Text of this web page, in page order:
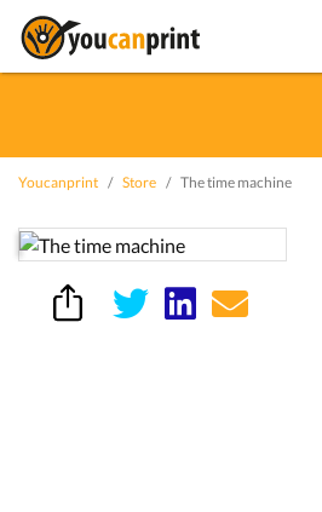
Youcanprint Store The time machine